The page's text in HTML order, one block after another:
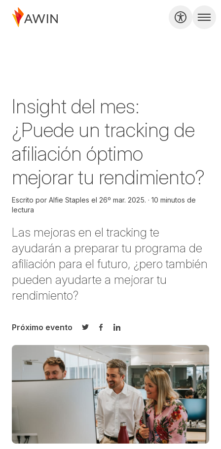
Insight del mes:
¿Puede un tracking de
afiliación óptimo
mejorar tu rendimiento?
Escrito por Alfie Staples el 26º mar. 2025.
10 minutos de
lectura
Las mejoras en el tracking te
ayudarán a preparar tu programa de
afiliación para el futuro, ¿pero también
pueden ayudarte a mejorar tu
rendimiento?
Próximo evento
Compartir en Twitter
Compartir en Facebook
Compartir en LinkedIn